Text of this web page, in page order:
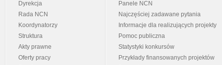
Dyrekcja
Rada NCN
Koordynatorzy
Struktura
Akty prawne
Oferty pracy
Panele NCN
Najczęściej zadawane pytania
Informacje dla realizujących projekty
Pomoc publiczna
Statystyki konkursów
Przykłady finansowanych projektów